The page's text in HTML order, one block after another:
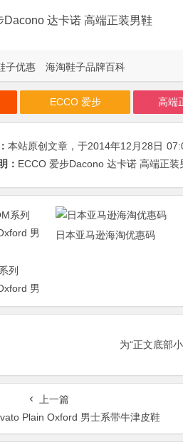
子优惠 海淘鞋子品牌百科
Dacono 达卡诺 高端正装男鞋
ECCO 爱步 高端
本站原创文章，于2014年12月28日
： ECCO 爱步Dacono 达卡诺 高端正
列
男
日本亚马逊海淘优惠码
为“正文底部
上一篇
Plain Oxford 男士系带牛津皮鞋